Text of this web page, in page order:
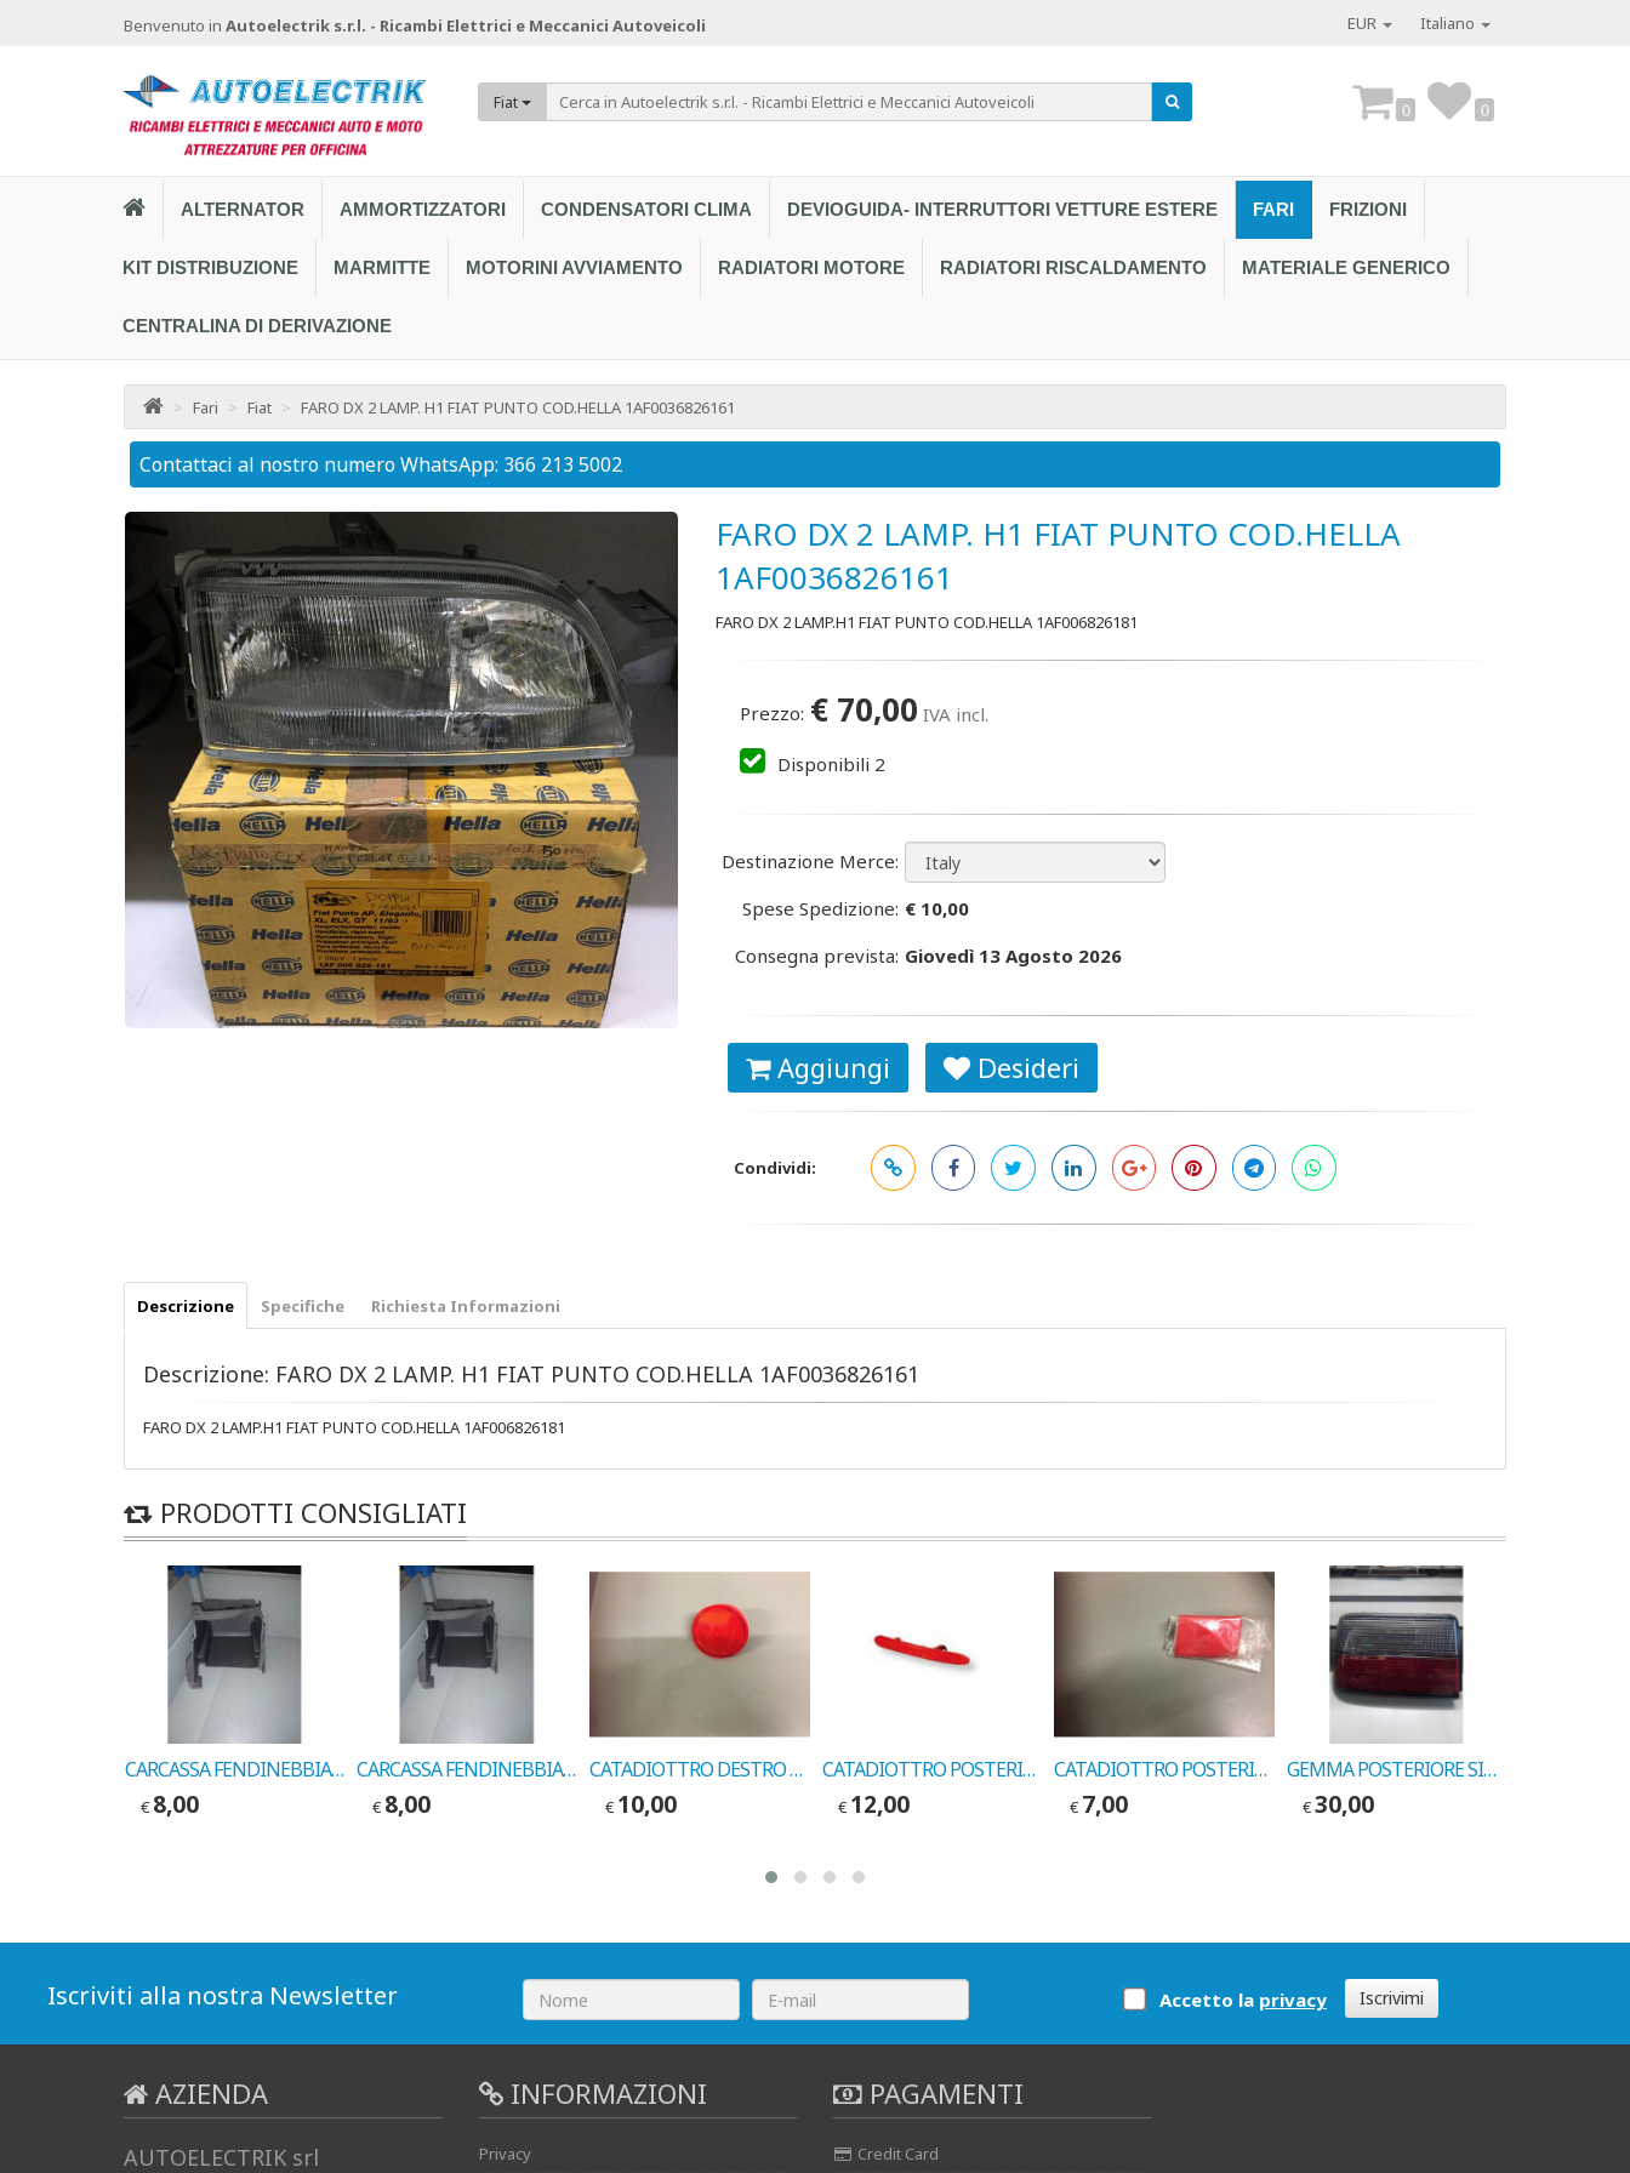
Benvenuto in Autoelectrik s.r.l. - Ricambi Elettrici e Meccanici Autoveicoli EUR Italiano
Fiat 0 0
ALTERNATOR AMMORTIZZATORI CONDENSATORI CLIMA DEVIOGUIDA- INTERRUTTORI VETTURE ESTERE FARI FRIZIONI
KIT DISTRIBUZIONE MARMITTE MOTORINI AVVIAMENTO RADIATORI MOTORE RADIATORI RISCALDAMENTO MATERIALE GENERICO
CENTRALINA DI DERIVAZIONE
> Fari > Fiat > FARO DX 2 LAMP. H1 FIAT PUNTO COD.HELLA 1AF0036826161
Contattaci al nostro numero WhatsApp: 366 213 5002
FARO DX 2 LAMP. H1 FIAT PUNTO COD.HELLA
1AF0036826161
FARO DX 2 LAMP.H1 FIAT PUNTO COD.HELLA 1AF006826181
Prezzo: € 70,00 IVA incl.
Disponibili 2
Destinazione Merce:
Spese Spedizione: € 10,00
Consegna prevista: Giovedì 13 Agosto 2026
Aggiungi Desideri
Condividi:
Descrizione Specifiche Richiesta Informazioni
Descrizione: FARO DX 2 LAMP. H1 FIAT PUNTO COD.HELLA 1AF0036826161
FARO DX 2 LAMP.H1 FIAT PUNTO COD.HELLA 1AF006826181
PRODOTTI CONSIGLIATI
CARCASSA FENDINEBBIA DESTRO FIAT UNO RESTYLING 1990-> COD. 17586897
€ 8,00
CARCASSA FENDINEBBIA SINISTRO FIAT UNO RESTYLING 1990-> COD. 17587897
€ 8,00
CATADIOTTRO DESTRO FIAT BRAVO COD. LEART 761360130
€ 10,00
CATADIOTTRO POSTERIORE DESTRO FIAT MAREA BERLINA COD. LEART 76144030
€ 12,00
CATADIOTTRO POSTERIORE SINISTRO FIAT TEMPRA COD. MARELLI 714049940701
€ 7,00
GEMMA POSTERIORE SINISTRA FIAT CROMA SECONDA SERIE COD. MARELLI 28831701
€30,00
Iscriviti alla nostra Newsletter Accetto la privacy Iscrivimi
AZIENDA
AUTOELECTRIK srl
INFORMAZIONI
Privacy
PAGAMENTI
Credit Card